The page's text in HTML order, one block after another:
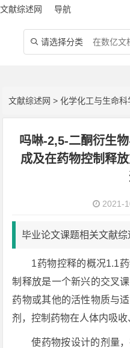
文献综述网 导航
 请选择分类
文献综述网 >化学化工与生命科
吗啉-2,5-二酮衍生
成及在药物控制释
2021-
毕业论文课题相关文献综
1药物控释的概况
制释放是一个新兴的交叉
药物或其他的活性物质与
剂，控制药物在人体内吸收
使药物按设计的剂量